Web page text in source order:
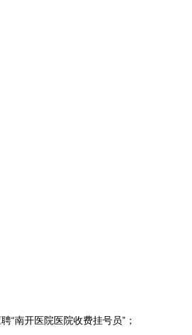
南开医院医院收费挂号员”；